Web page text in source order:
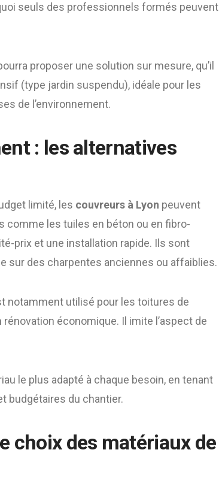
seuls des professionnels formés peuvent
proposer une solution sur mesure, qu’il
(type jardin suspendu), idéale pour les
de l’environnement.
: les alternatives
limité, les couvreurs à Lyon peuvent
comme les tuiles en béton ou en fibro-
prix et une installation rapide. Ils sont
sur des charpentes anciennes ou affaiblies.
notamment utilisé pour les toitures de
économique. Il imite l’aspect de
le plus adapté à chaque besoin, en tenant
budgétaires du chantier.
choix des matériaux de